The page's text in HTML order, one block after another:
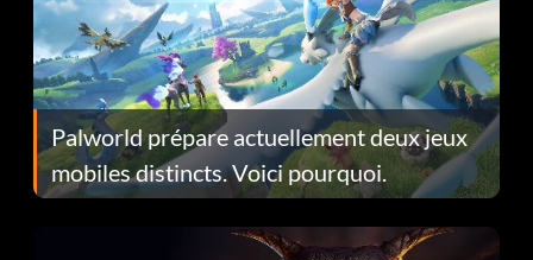
Palworld prépare actuellement deux jeux
mobiles distincts. Voici pourquoi.